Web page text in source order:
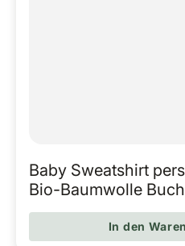
Baby Sweatshirt
Bio-Baumwolle
In den